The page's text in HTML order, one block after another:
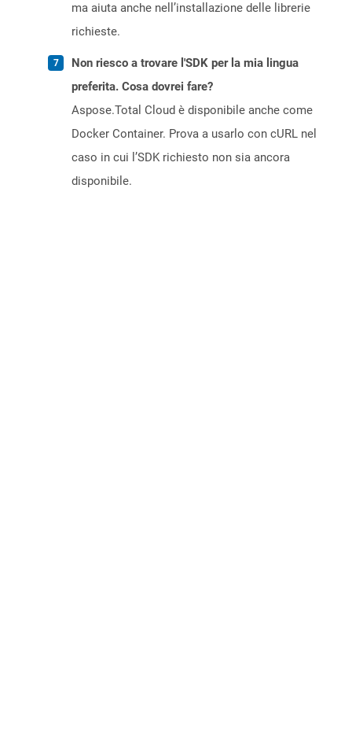
ma aiuta anche nell’installazione delle librerie
richieste.
Non riesco a trovare l'SDK per la mia lingua
preferita. Cosa dovrei fare?
Aspose.Total Cloud è disponibile anche come
Docker Container. Prova a usarlo con cURL nel
caso in cui l’SDK richiesto non sia ancora
disponibile.